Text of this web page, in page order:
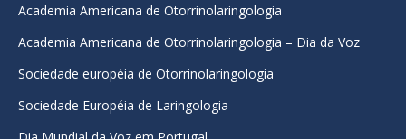
new
window
new
window
new
window
Academia Americana de Otorrinolaringologia
Academia Americana de Otorrinolaringologia – Dia da Voz
Sociedade européia de Otorrinolaringologia
Sociedade Européia de Laringologia